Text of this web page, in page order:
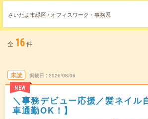
さいたま市緑区 / オフィスワーク・事務系
全 16件
未読
NEW
掲載日 2026/08/06
＼事務デビュー応援／髪ネイル
車通勤OK！】